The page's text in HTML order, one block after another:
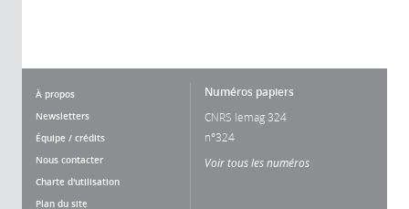
À propos
Newsletters
Équipe / crédits
Nous contacter
Charte d'utilisation
Plan du site
Numéros papiers
CNRS lemag 324
n°324
Voir tous les numéros